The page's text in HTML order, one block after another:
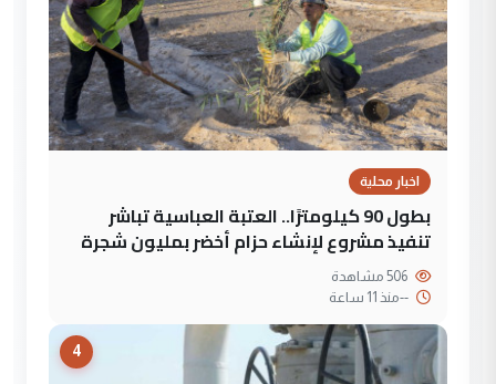
اخبار محلية
بطول 90 كيلومترًا.. العتبة العباسية تباشر
تنفيذ مشروع لإنشاء حزام أخضر بمليون شجرة
--منذ 11 ساعة
4